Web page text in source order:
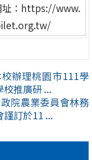
址：https://www.
辦理桃園市111學
推廣研 ...
院農業委員會林務
訂於11 ...